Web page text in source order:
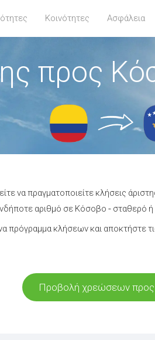
Κοινότητες Ασφάλεια
προς
να πραγματοποιείτε κλήσεις
αριθμό σε Κόσοβο - σταθερό
πρόγραμμα κλήσεων και αποκτήστε
Προβολή χρεώσεων